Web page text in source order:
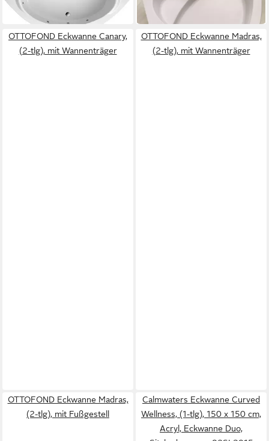
lieferbar in 3 Wochen in 6-8 Werktagen bei dir
OTTOFOND Eckwanne Canary,
(2-tlg), mit Wannenträger
OTTOFOND Eckwanne Madras,
(2-tlg), mit Wannenträger
OTTOFOND Eckwanne Madras,
(2-tlg), mit Fußgestell
Calmwaters Eckwanne Curved
Wellness, (1-tlg), 150 x 150 cm,
Acryl, Eckwanne Duo,